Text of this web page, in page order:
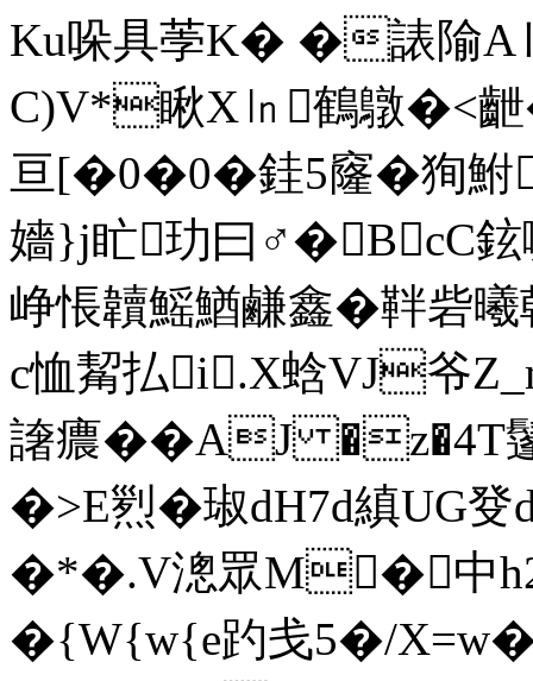
Ku哚具荸K� �諘隃A
C)V*瞅X㏑鶴鷻�<齛
亘[�0�0�銈5窿�狥
嬙}j盳玏曰♂�BcC鉉
峥悵韥鰩鰌鹻鑫�靽砦
c恤觢払i.X蛿VJ爷
譇癑��AJ �z�4T
�>E煭�琡dH7d縝UG
�*�. V漗眾 M�中
�{W{w{e趵戋5�/X=w�